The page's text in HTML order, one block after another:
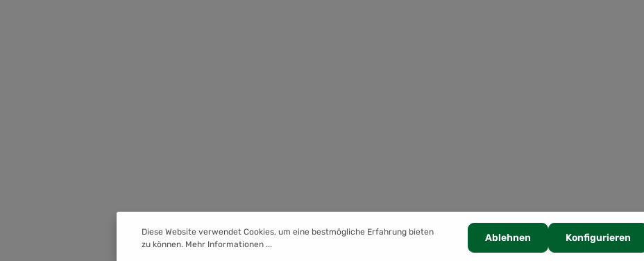
Diese Website verwendet Cookies, um eine bestmögliche Erfahrung bieten
zu können. Mehr Informationen ...
Ablehnen Konfigurieren